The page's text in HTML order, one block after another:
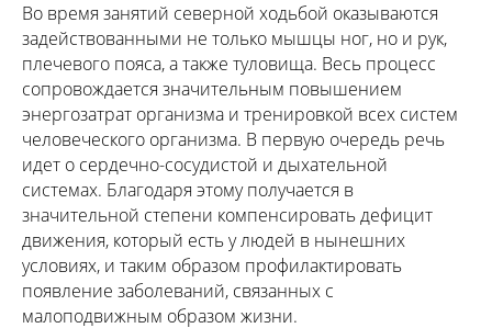
Во время занятий северной ходьбой оказываются
задействованными не только мышцы ног, но и рук,
плечевого пояса, а также туловища. Весь процесс
сопровождается значительным повышением
энергозатрат организма и тренировкой всех систем
человеческого организма. В первую очередь речь
идет о сердечно-сосудистой и дыхательной
системах. Благодаря этому получается в
значительной степени компенсировать дефицит
движения, который есть у людей в нынешних
условиях, и таким образом профилактировать
появление заболеваний, связанных с
малоподвижным образом жизни.